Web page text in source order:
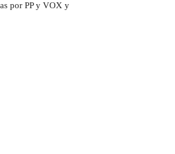
por PP y VOX y